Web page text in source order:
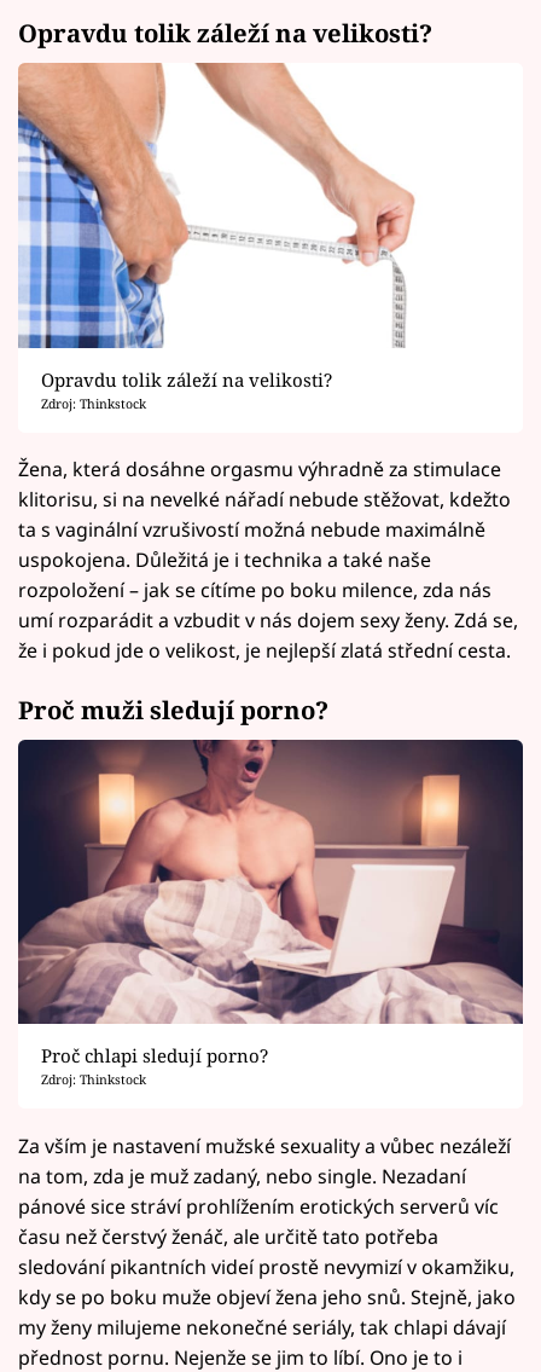
Opravdu tolik záleží na velikosti?
Opravdu tolik záleží na velikosti?
Zdroj: Thinkstock
Žena, která dosáhne orgasmu výhradně za stimulace
klitorisu, si na nevelké nářadí nebude stěžovat, kdežto
ta s vaginální vzrušivostí možná nebude maximálně
uspokojena. Důležitá je i technika a také naše
rozpoložení – jak se cítíme po boku milence, zda nás
umí rozparádit a vzbudit v nás dojem sexy ženy. Zdá se,
že i pokud jde o velikost, je nejlepší zlatá střední cesta.
Proč muži sledují porno?
Proč chlapi sledují porno?
Zdroj: Thinkstock
Za vším je nastavení mužské sexuality a vůbec nezáleží
na tom, zda je muž zadaný, nebo single. Nezadaní
pánové sice stráví prohlížením erotických serverů víc
času než čerstvý ženáč, ale určitě tato potřeba
sledování pikantních videí prostě nevymizí v okamžiku,
kdy se po boku muže objeví žena jeho snů. Stejně, jako
my ženy milujeme nekonečné seriály, tak chlapi dávají
přednost pornu. Nejenže se jim to líbí. Ono je to i